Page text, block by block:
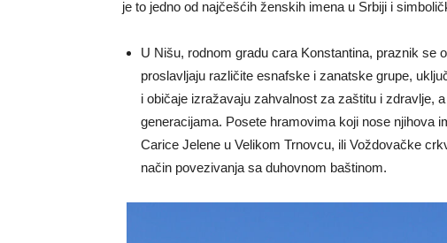
je to jedno od najčešćih ženskih imena u Srbiji i
U Nišu, rodnom gradu cara Konstantina, praznik se
proslavljaju različite esnafske i zanatske grupe,
i običaje izražavaju zahvalnost za zaštitu i zdravlje,
generacijama. Posete hramovima koji nose njihova
Carice Jelene u Velikom Trnovcu, ili Voždovačke
način povezivanja sa duhovnom baštinom.